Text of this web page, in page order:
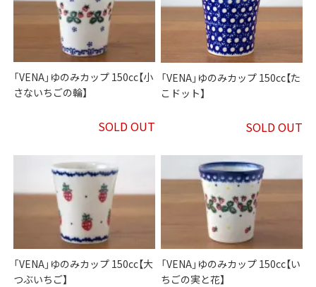
「VENA」ゆのみカップ 150cc【小
さないちごの輪】
SOLD OUT
「VENA」ゆのみカップ 150cc【た
こドット】
SOLD OUT
「VENA」ゆのみカップ 150cc【大
つぶいちご】
「VENA」ゆのみカップ 150cc【い
ちごの実と花】